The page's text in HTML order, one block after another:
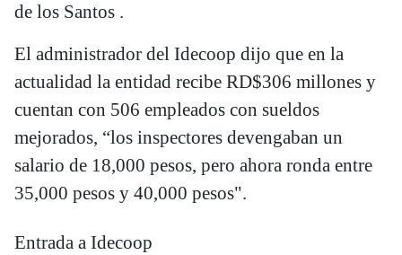
de los Santos .
El administrador del Idecoop dijo que en la
actualidad la entidad recibe RD$306 millones y
cuentan con 506 empleados con sueldos
mejorados, “los inspectores devengaban un
salario de 18,000 pesos, pero ahora ronda entre
35,000 pesos y 40,000 pesos".
Entrada a Idecoop